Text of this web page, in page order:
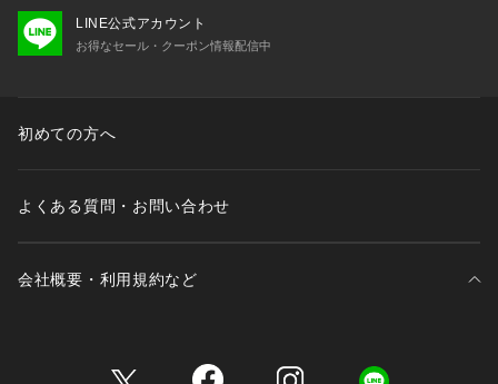
LINE公式アカウント
お得なセール・クーポン情報配信中
初めての方へ
よくある質問・お問い合わせ
会社概要・利用規約など